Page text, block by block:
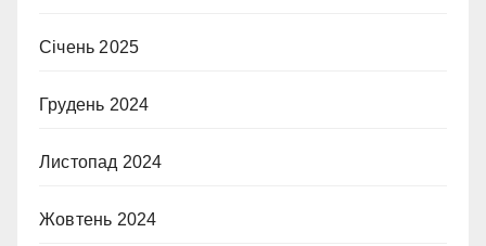
Січень 2025
Грудень 2024
Листопад 2024
Жовтень 2024